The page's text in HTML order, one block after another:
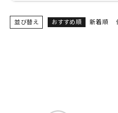
並び替え おすすめ順 新着順